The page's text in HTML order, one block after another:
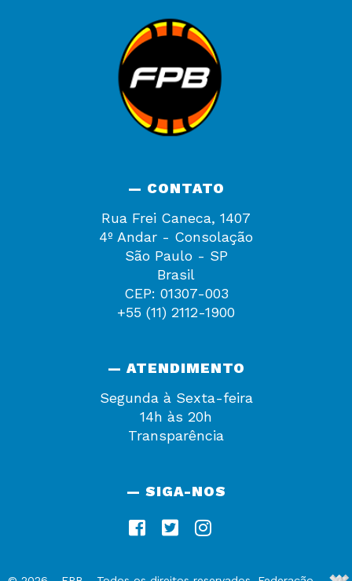
— CONTATO
Rua Frei Caneca, 1407
4º Andar - Consolação
São Paulo - SP
Brasil
CEP: 01307-003
+55 (11) 2112-1900
— ATENDIMENTO
Segunda à Sexta-feira
14h às 20h
Transparência
— SIGA-NOS